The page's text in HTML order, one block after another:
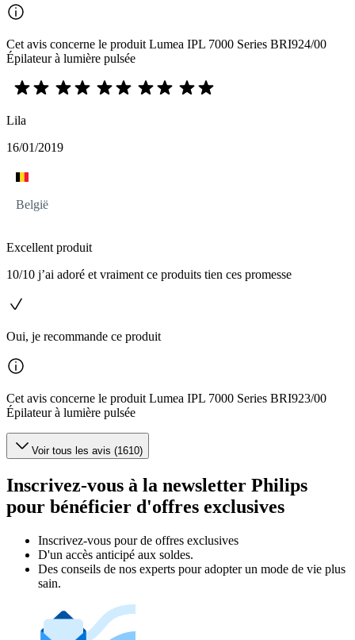
Cet avis concerne le produit Lumea IPL 7000 Series BRI924/00
Épilateur à lumière pulsée
Lila
16/01/2019
België
Excellent produit
10/10 j’ai adoré et vraiment ce produits tien ces promesse
Oui, je recommande ce produit
Cet avis concerne le produit Lumea IPL 7000 Series BRI923/00
Épilateur à lumière pulsée
Voir tous les avis (1610)
Inscrivez-vous à la newsletter Philips
pour bénéficier d'offres exclusives
Inscrivez‑vous pour de offres exclusives
D'un accès anticipé aux soldes.
Des conseils de nos experts pour adopter un mode de vie plus
sain.